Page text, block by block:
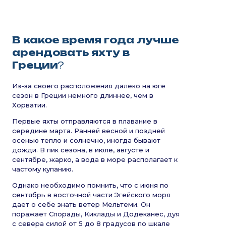
В какое время года лучше
арендовать яхту в
Греции?
Из-за своего расположения далеко на юге
сезон в Греции немного длиннее, чем в
Хорватии.
Первые яхты отправляются в плавание в
середине марта. Ранней весной и поздней
осенью тепло и солнечно, иногда бывают
дожди. В пик сезона, в июле, августе и
сентябре, жарко, а вода в море располагает к
частому купанию.
Однако необходимо помнить, что с июня по
сентябрь в восточной части Эгейского моря
дает о себе знать ветер Мельтеми. Он
поражает Спорады, Киклады и Додеканес, дуя
с севера силой от 5 до 8 градусов по шкале